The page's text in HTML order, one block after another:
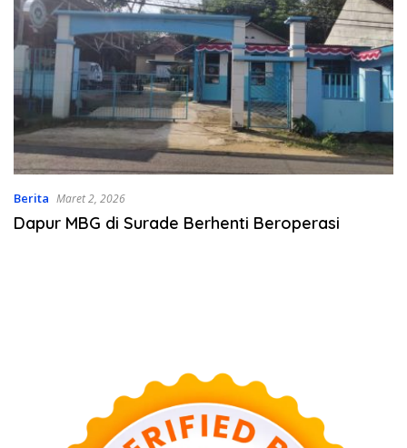
Berita Maret 2, 2026
Dapur MBG di Surade Berhenti Beroperasi